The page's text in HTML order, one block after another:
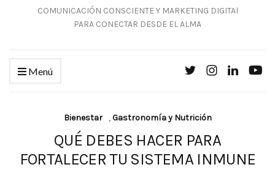
COMUNICACIÓN CONSCIENTE Y MARKETING DIGITAl
PARA CONECTAR DESDE EL ALMA
Menú
Bienestar ,Gastronomía y Nutrición
QUÉ DEBES HACER PARA
FORTALECER TU SISTEMA INMUNE